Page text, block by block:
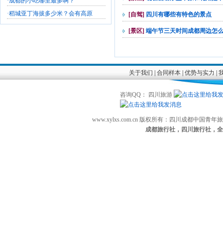
·稻城亚丁海拔多少米？会有高原 [自驾] 四川有哪些有特色的景点
[景区] 端午节三天时间成都周边怎
关于我们 合同样本| 优势与实力
咨询QQ： 四川旅游
www.xylxs.com.cn 版权所有：四川成都中国青
成都旅行社，四川旅行社，